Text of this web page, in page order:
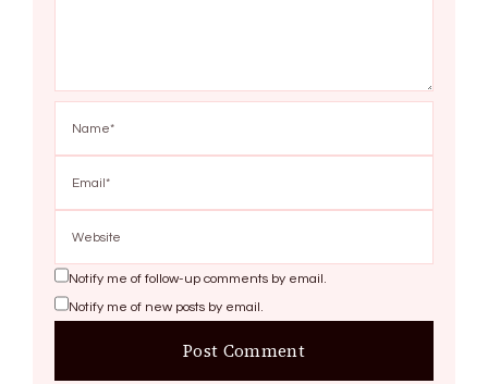
Notify me of follow-up comments by email.
Notify me of new posts by email.